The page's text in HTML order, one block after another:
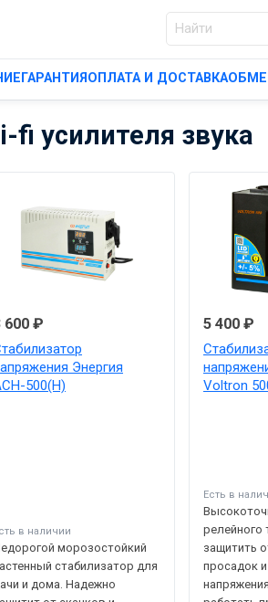
ГАРАНТИЯ ОПЛАТА И ДОСТАВКА
усилителя звука
600 ₽
Энергия
500(Н)
в наличии
морозостойкий
стабилизатор для
и дома. Надежно
5 400 ₽
Voltron
Есть в
релейного
защитить
просадок